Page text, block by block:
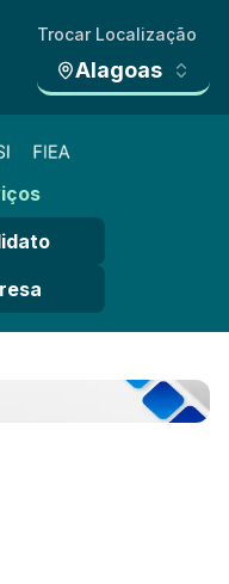
Trocar Localização
Alagoas